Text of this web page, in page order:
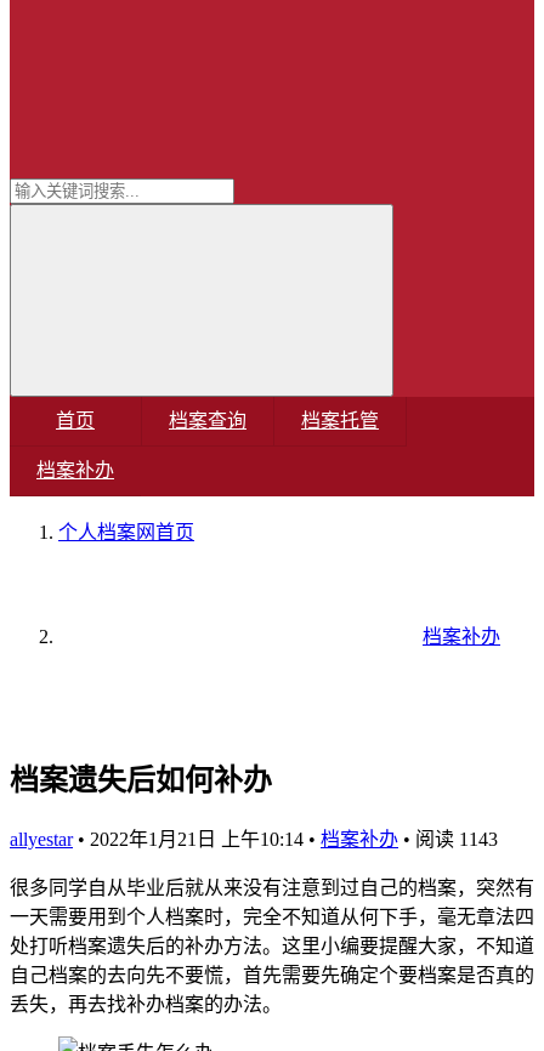
首页 档案查询 档案托管
档案补办
个人档案网首页
档案补办
档案遗失后如何补办
allyestar • 2022年1月21日 上午10:14 • 档案补办 • 阅读 1143
很多同学自从毕业后就从来没有注意到过自己的档案，突然有
一天需要用到个人档案时，完全不知道从何下手，毫无章法四
处打听档案遗失后的补办方法。这里小编要提醒大家，不知道
自己档案的去向先不要慌，首先需要先确定个要档案是否真的
丢失，再去找补办档案的办法。